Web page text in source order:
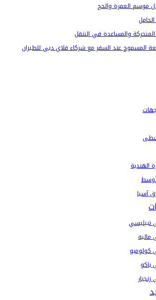
موسم العمرة والحج
والمساعدة في التنقل
المسموح عند السفر مع شركاء فلاي دبي للطيران
الهندية
آسيا
تبيليسي
ماليه
كولومبو
باكو